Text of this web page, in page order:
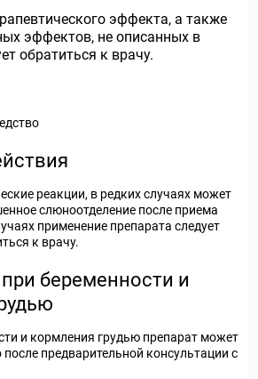
эффекта, а также
эффектов, не описанных в
обратиться к врачу.
реакции, в редких случаях может
слюноотделение после приема
применение препарата следует
к врачу.
беременности и
и кормления грудью препарат может
предварительной консультации с